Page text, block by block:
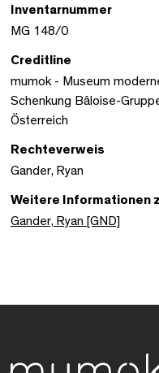
Inventarnummer
MG 148/0
Creditline
mumok - Museum
Schenkung Bâloise-
Österreich
Rechteverweis
Gander, Ryan
Weitere Informationen
Gander, Ryan [GND]